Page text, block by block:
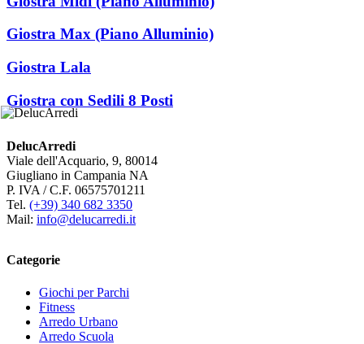
Giostra Max (Piano Alluminio)
Giostra Lala
Giostra con Sedili 8 Posti
DelucArredi
Viale dell'Acquario, 9, 80014
Giugliano in Campania NA
P. IVA / C.F. 06575701211
Tel. (+39) 340 682 3350
Mail: info@delucarredi.it
Categorie
Giochi per Parchi
Fitness
Arredo Urbano
Arredo Scuola